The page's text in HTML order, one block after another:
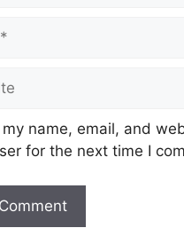
my name, email, and
for the next time I